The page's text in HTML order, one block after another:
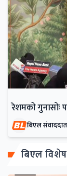
रेशमको गुनासोः
बिएल
बिएल विशेष